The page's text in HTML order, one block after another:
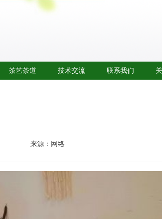
茶艺茶道 技术交流 联系我们
来源：网络